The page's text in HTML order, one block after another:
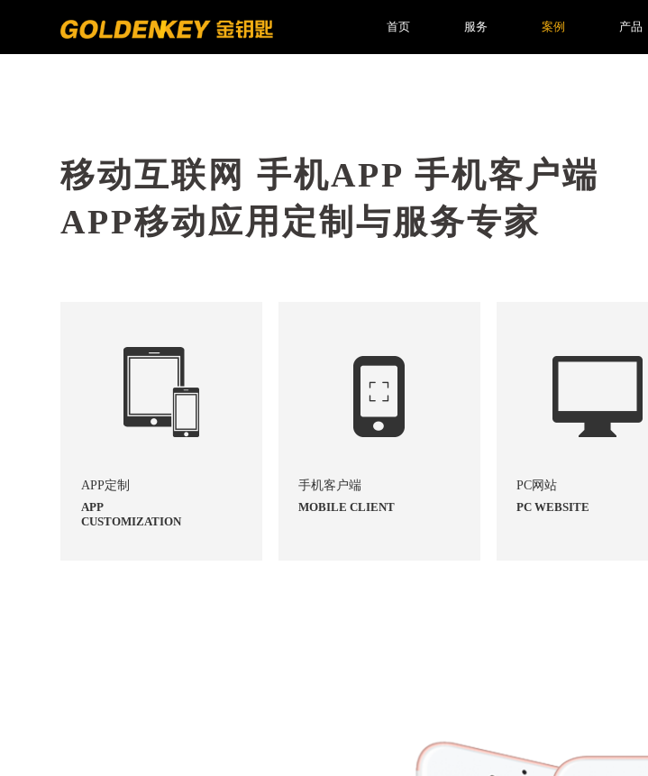
首页 服务 案例 产品
移动互联网 手机APP 手机客户端
APP移动应用定制与服务专家
APP定制
APP
CUSTOMIZATION
手机客户端
MOBILE CLIENT
PC网站
PC WEBSITE